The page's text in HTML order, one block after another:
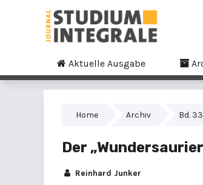
Aktuelle Ausgabe
Home Archiv Bd.
Der
Reinhard Junker